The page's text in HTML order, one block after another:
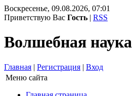
Воскресенье, 09.08.2026, 07:01
Приветствую Вас Гость | RSS
Волшебная наука
Главная | Регистрация | Вход
Меню сайта